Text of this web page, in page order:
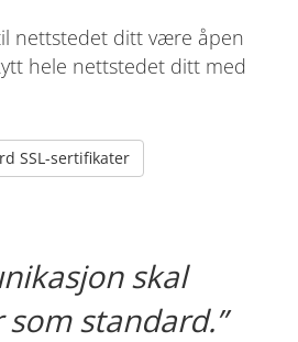
nettstedet ditt være åpen
hele nettstedet ditt med
SSL-sertifikater
skal
standard.